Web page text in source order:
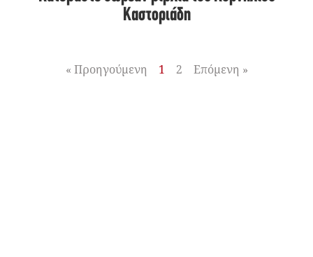
Καστοριάδη
« Προηγούμενη 1 2 Επόμενη »